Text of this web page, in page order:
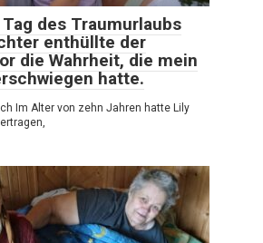
des Traumurlaubs
enthüllte der
die Wahrheit, die mein
hatte.
Im Alter von zehn Jahren hatte Lily